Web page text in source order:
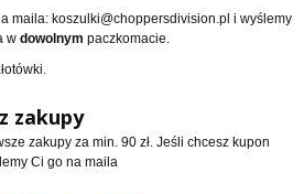
maila: koszulki@choppersdivision.pl i wyślemy
w dowolnym paczkomacie.
zakupy
zakupy za min. 90 zł. Jeśli chcesz kupon
Ci go na maila